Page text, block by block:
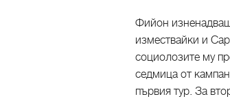
Фийон
измествайки и
социолозите му
седмица от
първия тур. За